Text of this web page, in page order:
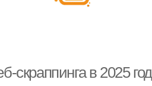
в 2025